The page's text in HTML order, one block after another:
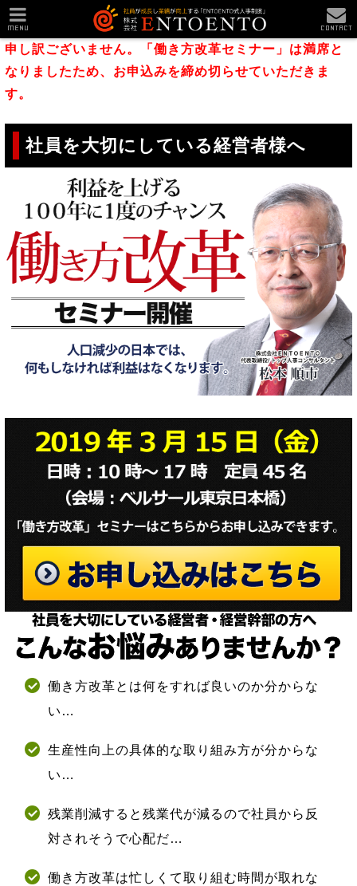
申し訳ございません。「働き方改革セミナー」は満席と
なりましたため、お申込みを締め切らせていただきま
す。
社員を大切にしている経営者様へ
働き方改革とは何をすれば良いのか分からな
い…
生産性向上の具体的な取り組み方が分からな
い…
残業削減すると残業代が減るので社員から反
対されそうで心配だ…
働き方改革は忙しくて取り組む時間が取れな
MENU CONTACT